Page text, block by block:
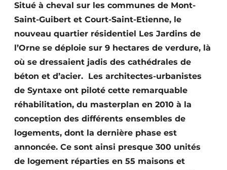
Construction bois
Contrôle d’accès
Éclairage
Fondations
Façades
Géotextiles
Situé à cheval sur les communes de Mont-
Saint-Guibert et Court-Saint-Etienne, le
nouveau quartier résidentiel Les Jardins de
l’Orne se déploie sur 9 hectares de verdure, là
où se dressaient jadis des cathédrales de
béton et d’acier. Les architectes-urbanistes
de Syntaxe ont piloté cette remarquable
réhabilitation, du masterplan en 2010 à la
conception des différents ensembles de
logements, dont la dernière phase est
annoncée. Ce sont ainsi presque 300 unités
de logement réparties en 55 maisons et